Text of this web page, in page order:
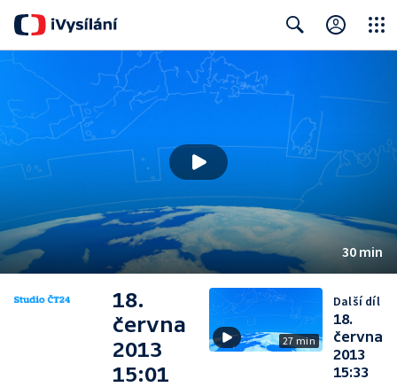
30 min
18.
června
2013
15:01
27 min
Další díl
18.
června
2013
15:33